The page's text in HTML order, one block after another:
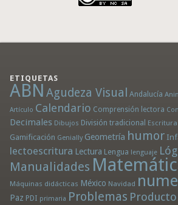
ETIQUETAS
ABN Agudeza Visual Andalucía
Artículo Calendario Comprensión lectora
Decimales Dibujos División tradicional Escritura
Gamificación Genially Geometría humor
lectoescritura Lectura Lengua lenguaje
Manualidades
Máquinas didácticas México Navidad
Paz PDI primaria Problemas Producto